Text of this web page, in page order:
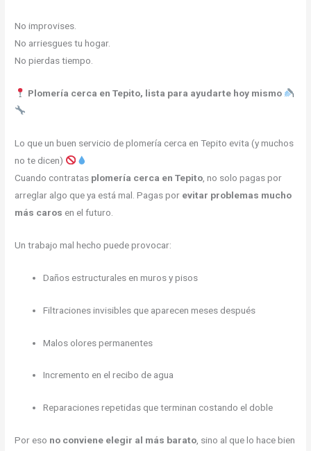
No improvises.
No arriesgues tu hogar.
No pierdas tiempo.
Plomería cerca en Tepito, lista para ayudarte hoy mismo
Lo que un buen servicio de plomería cerca en Tepito evita (y muchos
no te dicen)
Cuando contratas plomería cerca en Tepito , no solo pagas por
arreglar algo que ya está mal. Pagas por evitar problemas mucho
más caros en el futuro.
Un trabajo mal hecho puede provocar:
Daños estructurales en muros y pisos
Filtraciones invisibles que aparecen meses después
Malos olores permanentes
Incremento en el recibo de agua
Reparaciones repetidas que terminan costando el doble
Por eso no conviene elegir al más barato , sino al que lo hace bien